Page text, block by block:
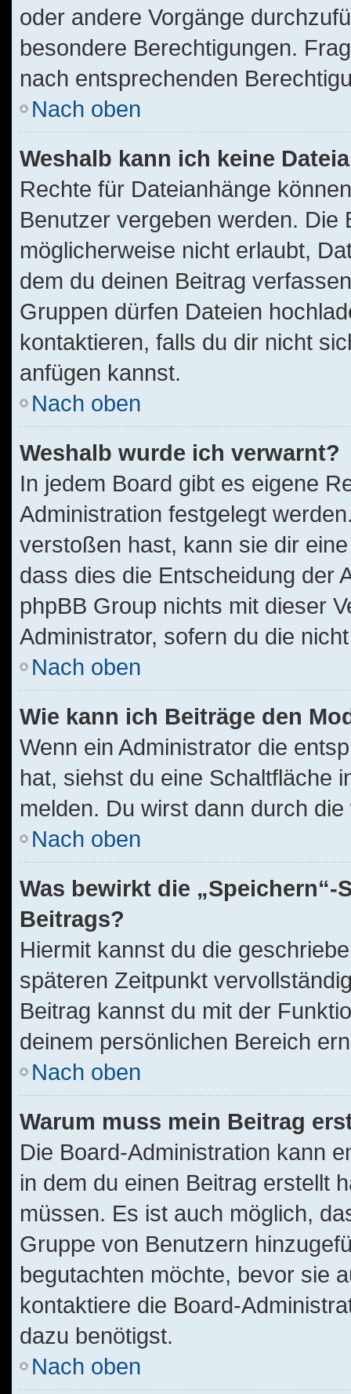
oder andere Vorgänge
besondere Berechtigungen.
nach entsprechenden
Nach oben
Weshalb kann ich keine
Rechte für Dateianhänge
Benutzer vergeben werden. Die
möglicherweise nicht erlaubt,
dem du deinen Beitrag
Gruppen dürfen Dateien
kontaktieren, falls du dir nicht
anfügen kannst.
Nach oben
Weshalb wurde ich verwarnt?
In jedem Board gibt es eigene
Administration festgelegt
verstoßen hast, kann sie dir
dass dies die Entscheidung der
phpBB Group nichts mit dieser
Administrator, sofern du die
Nach oben
Wie kann ich Beiträge den
Wenn ein Administrator die
hat, siehst du eine Schaltfläche
melden. Du wirst dann durch
Nach oben
Was bewirkt die
Beitrags?
Hiermit kannst du die
späteren Zeitpunkt
Beitrag kannst du mit der
deinem persönlichen Bereich
Nach oben
Warum muss mein Beitrag
Die Board-Administration kann
in dem du einen Beitrag erstellt
müssen. Es ist auch möglich,
Gruppe von Benutzern
begutachten möchte, bevor sie
kontaktiere die Board-
dazu benötigst.
Nach oben